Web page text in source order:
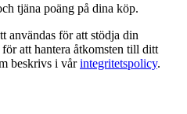
tjäna poäng på dina köp.
användas för att stödja din
att hantera åtkomsten till ditt
beskrivs i vårintegritetspolicy.